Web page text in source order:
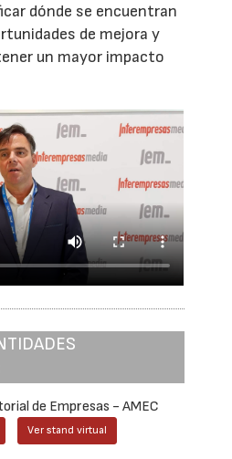
dónde se encuentran
de mejora y
un mayor impacto
de Empresas - AMEC
Ver stand virtual